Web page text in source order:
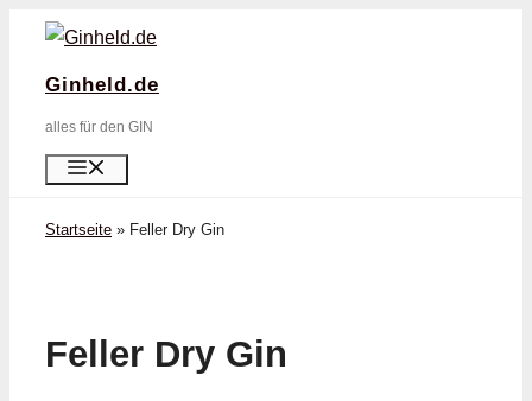
Zum
springen
Ginheld.de
alles für den GIN
Startseite » Feller Dry Gin
Feller Dry Gin